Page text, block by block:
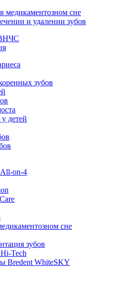
медикаментозном сне
и удалении зубов
зубов
детей
сне
зубов
Tech
Bredent WhiteSKY